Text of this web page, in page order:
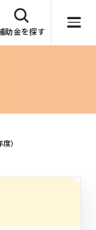
助金を探す
）